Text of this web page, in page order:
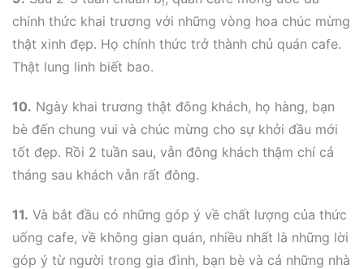
chính thức khai trương với những vòng hoa chúc mừng
thật xinh đẹp. Họ chính thức trở thành chủ quán cafe.
Thật lung linh biết bao.
10. Ngày khai trương thật đông khách, họ hàng, bạn
bè đến chung vui và chúc mừng cho sự khởi đầu mới
tốt đẹp. Rồi 2 tuần sau, vẫn đông khách thậm chí cả
tháng sau khách vẫn rất đông.
11. Và bắt đầu có những góp ý về chất lượng của thức
uống cafe, về không gian quán, nhiều nhất là những lời
góp ý từ người trong gia đình, bạn bè và cả những nhà